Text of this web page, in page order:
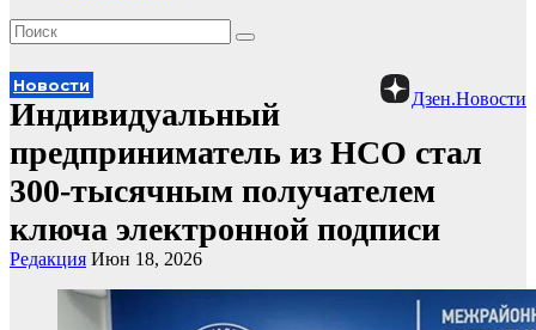
Дзен.Новости
Новости
Индивидуальный
предприниматель из НСО стал
300-тысячным получателем
ключа электронной подписи
Редакция Июн 18, 2026